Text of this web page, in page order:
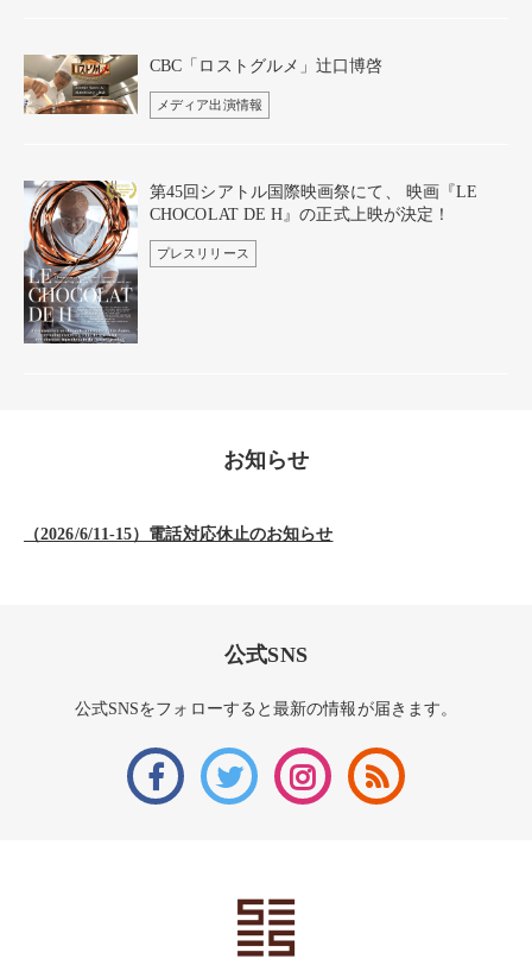
CBC「ロストグルメ」辻口博啓
メディア出演情報
第45回シアトル国際映画祭にて、 映画『LE
CHOCOLAT DE H』の正式上映が決定！
プレスリリース
お知らせ
（2026/6/11-15）電話対応休止のお知らせ
公式SNS
公式SNSをフォローすると最新の情報が届きます。